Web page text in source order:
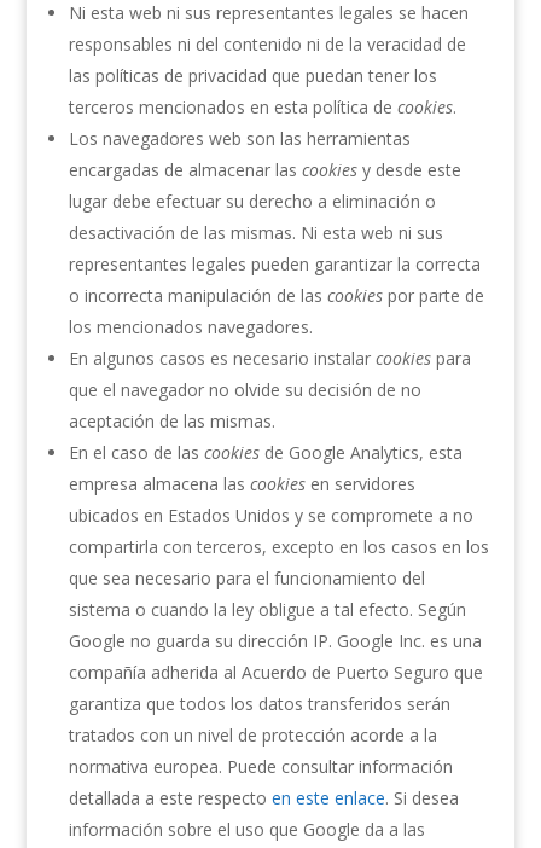
Ni esta web ni sus representantes legales se hacen
responsables ni del contenido ni de la veracidad de
las políticas de privacidad que puedan tener los
terceros mencionados en esta política de cookies.
Los navegadores web son las herramientas
encargadas de almacenar las cookiesy desde este
lugar debe efectuar su derecho a eliminación o
desactivación de las mismas. Ni esta web ni sus
representantes legales pueden garantizar la correcta
o incorrecta manipulación de las cookiespor parte de
los mencionados navegadores.
En algunos casos es necesario instalar cookiespara
que el navegador no olvide su decisión de no
aceptación de las mismas.
En el caso de las cookiesde Google Analytics, esta
empresa almacena las cookiesen servidores
ubicados en Estados Unidos y se compromete a no
compartirla con terceros, excepto en los casos en los
que sea necesario para el funcionamiento del
sistema o cuando la ley obligue a tal efecto. Según
Google no guarda su dirección IP. Google Inc. es una
compañía adherida al Acuerdo de Puerto Seguro que
garantiza que todos los datos transferidos serán
tratados con un nivel de protección acorde a la
normativa europea. Puede consultar información
detallada a este respecto en este enlace. Si desea
información sobre el uso que Google da a las